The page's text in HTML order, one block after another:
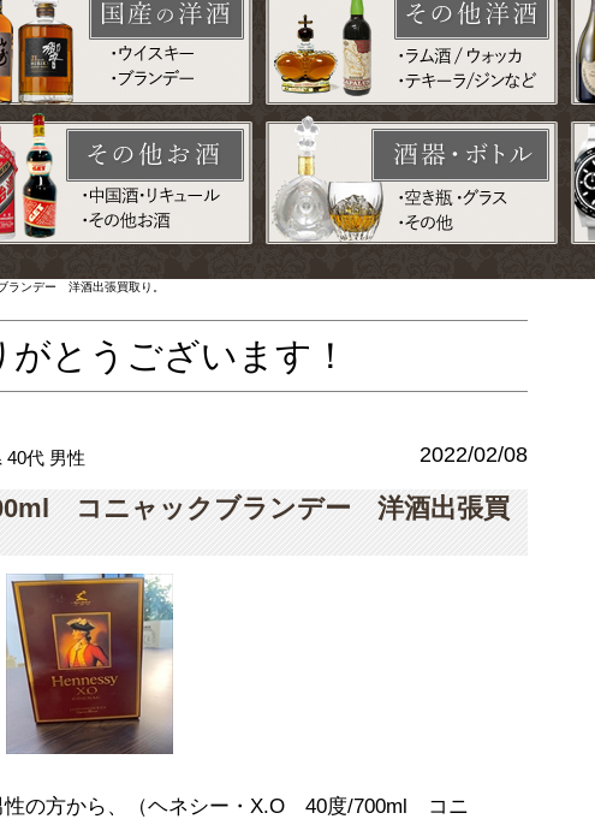
ンデー 洋酒出張買取り。
とうございます！
40代 男性 2022/02/08
コニャックブランデー 洋酒出張買
性の方から、（ヘネシー・X.O 40度/700ml コニ